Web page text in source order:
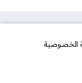
الخصوصية